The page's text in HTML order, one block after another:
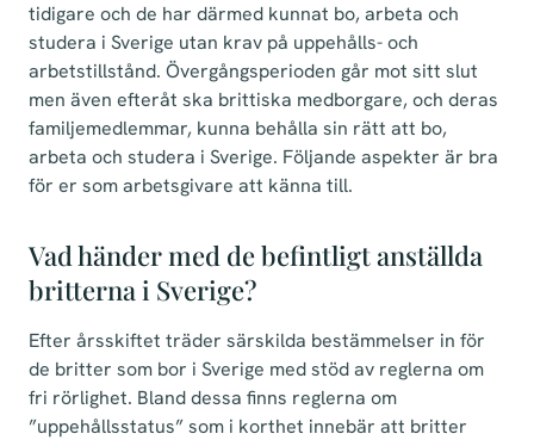
tidigare och de har därmed kunnat bo, arbeta och
studera i Sverige utan krav på uppehålls- och
arbetstillstånd. Övergångsperioden går mot sitt slut
men även efteråt ska brittiska medborgare, och deras
familjemedlemmar, kunna behålla sin rätt att bo,
arbeta och studera i Sverige. Följande aspekter är bra
för er som arbetsgivare att känna till.
Vad händer med de befintligt anställda
britterna i Sverige?
Efter årsskiftet träder särskilda bestämmelser in för
de britter som bor i Sverige med stöd av reglerna om
fri rörlighet. Bland dessa finns reglerna om
”uppehållsstatus” som i korthet innebär att britter